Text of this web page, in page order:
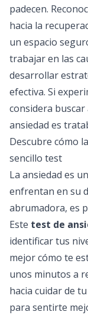
padecen.
hacia la
un espacio
trabajar en las
desarrollar
efectiva. Si
considera buscar
ansiedad es
Descubre cómo
sencillo test
La ansiedad es
enfrentan en su
abrumadora, es
Este test de
identificar tus
mejor cómo te
unos minutos a
hacia cuidar de
para sentirte